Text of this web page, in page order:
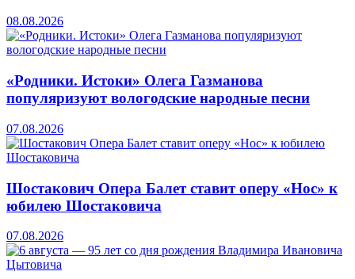
08.08.2026
«Родники. Истоки» Олега Газманова
популяризуют вологодские народные песни
07.08.2026
Шостакович Опера Балет ставит оперу «Нос» к
юбилею Шостаковича
07.08.2026